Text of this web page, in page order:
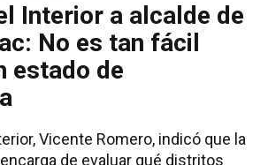
Interior a alcalde de
No es tan fácil
estado de
Vicente Romero, indicó que la
de evaluar qué distritos